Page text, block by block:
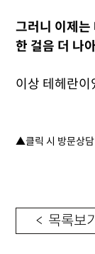
그러니 이제는
한 걸음 더 나
이상 테헤란이
▲클릭 시 방문상담
< 목록보기